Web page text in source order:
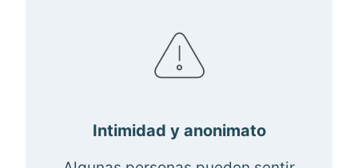
Intimidad y anonimato